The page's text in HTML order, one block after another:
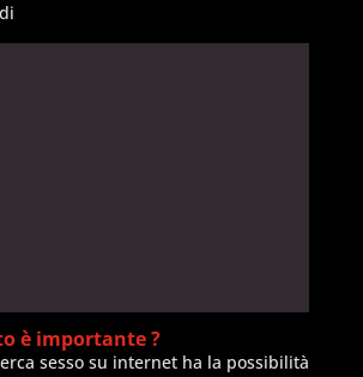
è importante ?
sesso su internet ha la possibilità